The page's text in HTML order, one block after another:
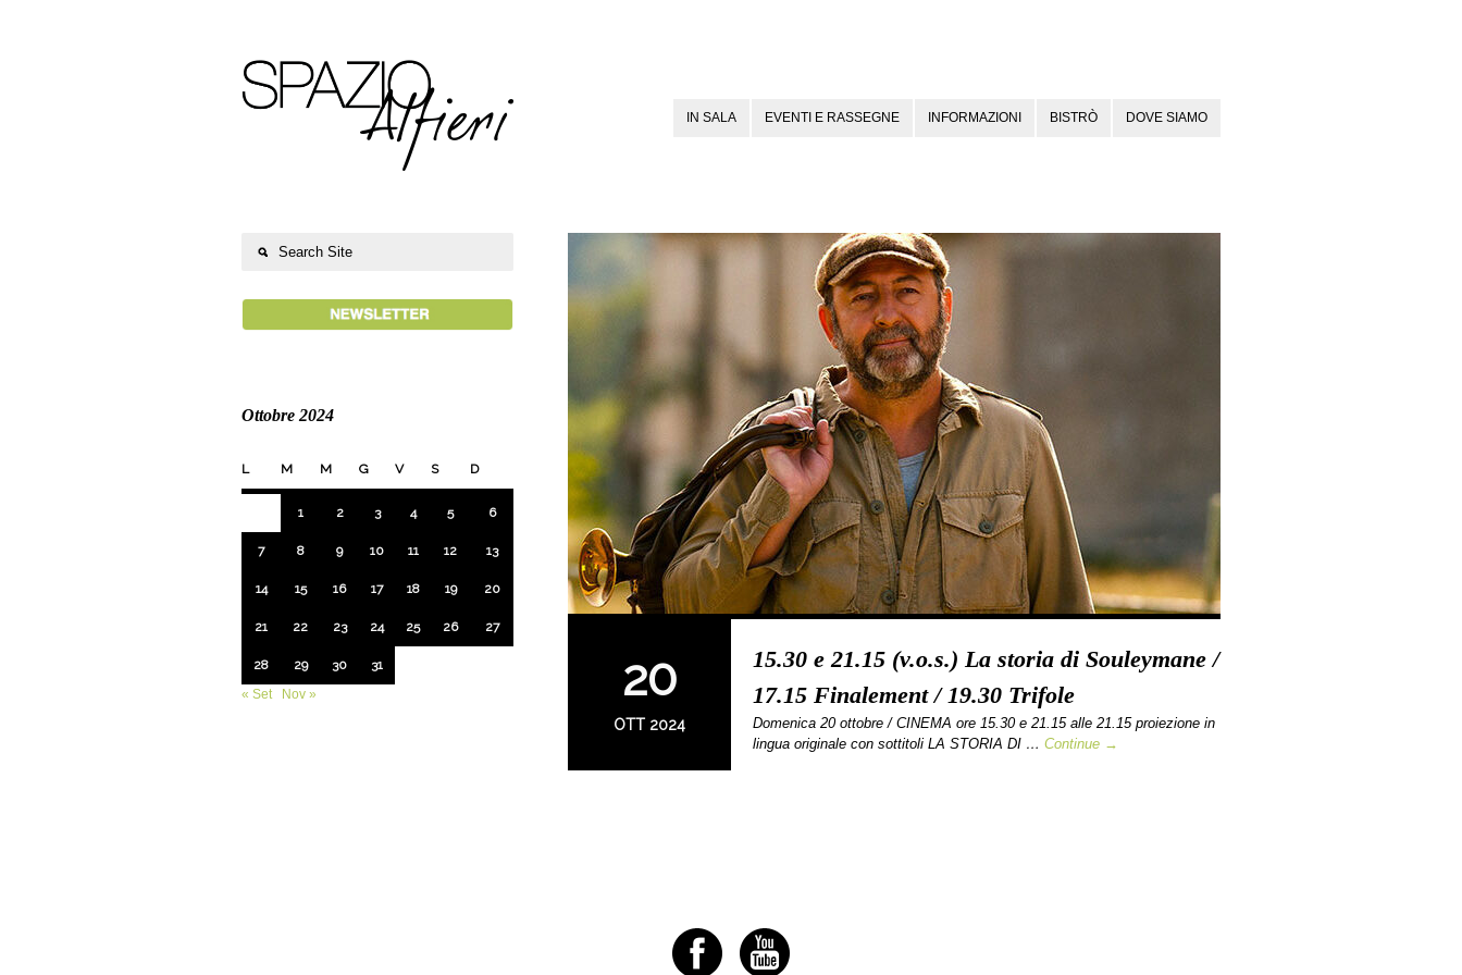
IN SALA EVENTI E RASSEGNE INFORMAZIONI BISTRÒ DOVE SIAMO
20
OTT 2024
15.30 e 21.15 (v.o.s.) La storia di Souleymane /
17.15 Finalement / 19.30 Trifole
Domenica 20 ottobre / CINEMA ore 15.30 e 21.15 alle 21.15 proiezione in
lingua originale con sottitoli LA STORIA DI … Continue →
Ottobre 2024
L M M G V S D
1 2 3 4 5 6
7 8 9 10 11 12 13
14 15 16 17 18 19 20
21 22 23 24 25 26 27
28 29 30
31
« Set
Nov »